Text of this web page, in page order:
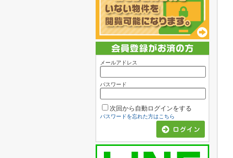
メールアドレス
パスワード
次回から自動ログインをする
パスワードを忘れた方はこちら